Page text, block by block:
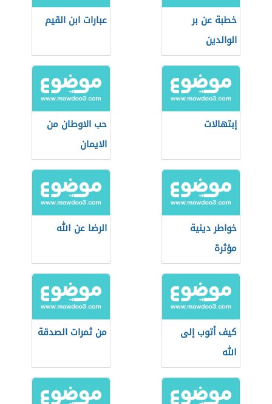
خطبة عن بر
الوالدين
عبارات ابن القيم
إبتهالات
حب الاوطان من
الايمان
خواطر دينية
مؤثرة
الرضا عن الله
كيف أتوب إلى
الله
من ثمرات الصدقة